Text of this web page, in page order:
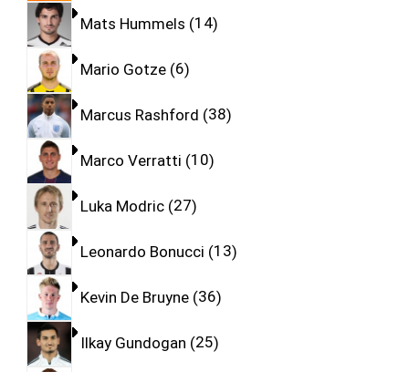
Mats Hummels 14
Mario Gotze 6
Marcus Rashford 38
Marco Verratti 10
Luka Modric 27
Leonardo Bonucci 13
Kevin De Bruyne 36
Ilkay Gundogan 25